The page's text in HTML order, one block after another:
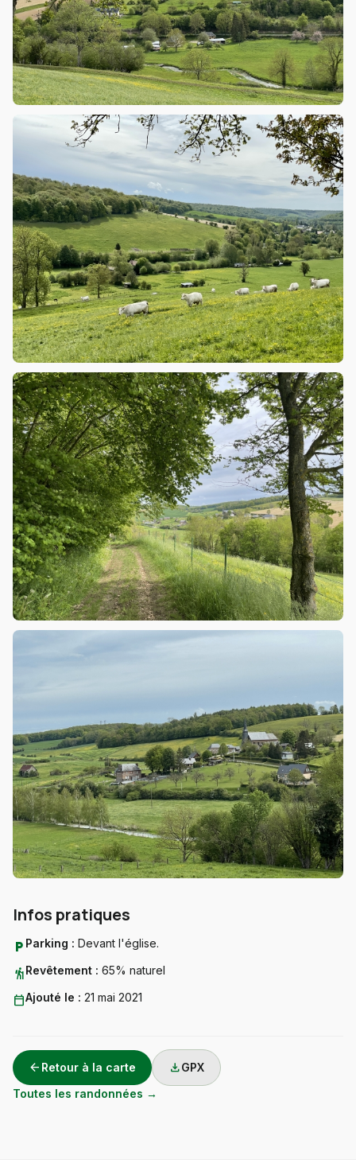
Infos pratiques
local_parking Parking : Devant l'église.
hikingRevêtement : 65% naturel
calendar_todayAjouté le : 21 mai 2021
arrow_back Retour à la carte downloadGPX
Toutes les randonnées →